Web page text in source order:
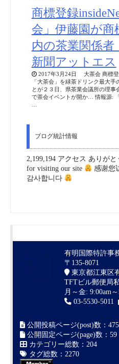
商標登録
会」伊藤園が
内の茶業関係
新聞アットエス
2017年3月24日 大茶会 商標
「大茶会」を緑茶ドリンク最大
とが２３日、県茶業会議所の理事
で茶会イベントが開か… 情報源:
ブログ統計情報
2,199,194 アクセス ありが
for visiting our site
感谢您
감사합니다
有明国際特許事
〒135-8071
東京都江東区
TFTビル郵便局
月～金: 9:00am
03-5530-5011
公開投稿ページ(post)数：
公開固定ページ(page)数：59
カテゴリー総数：204
タグ総数：2270